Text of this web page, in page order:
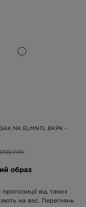
NK ELMNTL BKPK -
ГРН
образ
від таких
на вас. Переглянь